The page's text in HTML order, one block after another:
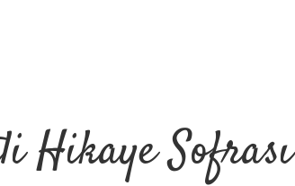
Hikaye Sofrası